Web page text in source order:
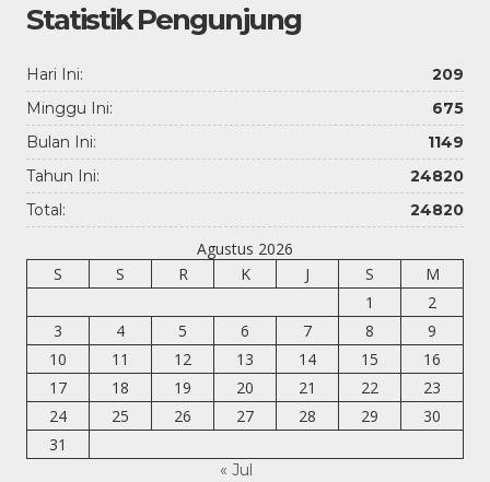
Statistik Pengunjung
Hari Ini:
209
Minggu Ini:
675
Bulan Ini:
1149
Tahun Ini:
24820
Total:
24820
Agustus 2026
S
S R K J S
M
1
2
3
4 5 6 7 8
9
10
11 12 13 14 15
16
17
18 19 20 21 22
23
24
25 26 27 28 29
30
31
« Jul